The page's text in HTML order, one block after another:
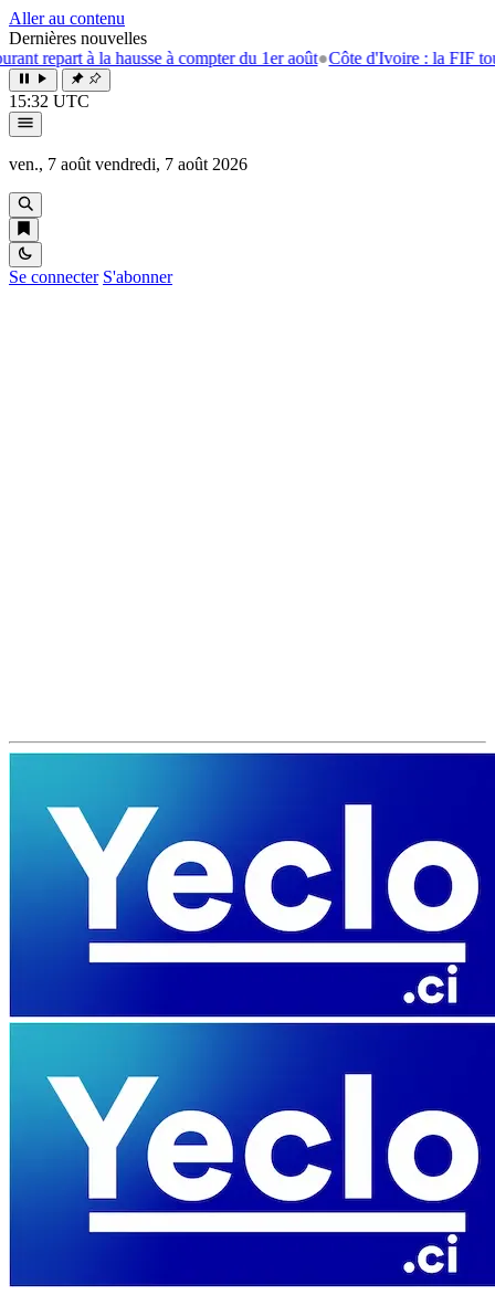
Aller au contenu
Dernières nouvelles
à la hausse à compter du 1er août●Côte d'Ivoire : la FIF tourne la
15:32 UTC
ven., 7 août vendredi, 7 août 2026
Se connecter S'abonner